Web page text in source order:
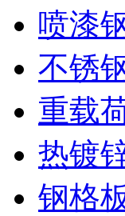
喷漆
不锈
重载
热镀
钢格